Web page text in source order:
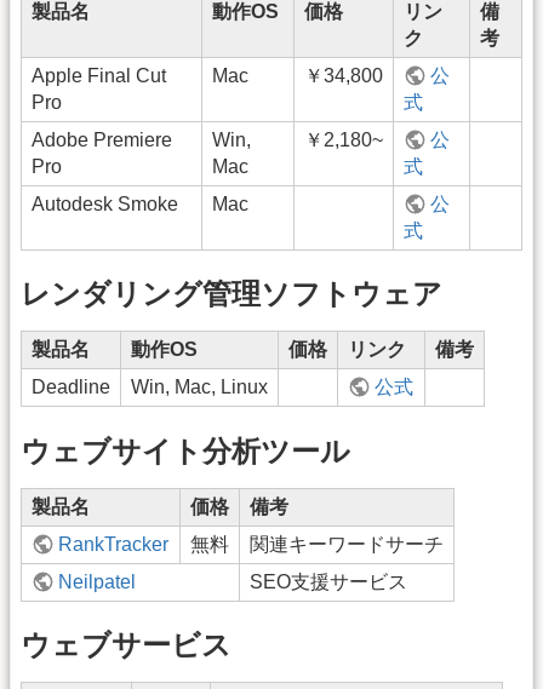
製品名 動作OS 価格
リン
ク
備
考
Apple Final Cut
Pro
Mac ￥34,800
公
式
Adobe Premiere
Pro
Win,
Mac
￥2,180~
公
式
Autodesk Smoke
Mac
公
式
レンダリング管理ソフトウェア
製品名 動作OS 価格 リンク
備考
Deadline
Win, Mac, Linux 公式
ウェブサイト分析ツール
製品名 価格
備考
RankTracker
無料
関連キーワードサーチ
Neilpatel
SEO支援サービス
ウェブサービス